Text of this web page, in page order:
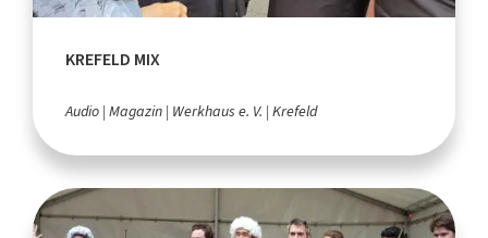
KREFELD MIX
Audio Magazin Werkhaus e. V. Krefeld